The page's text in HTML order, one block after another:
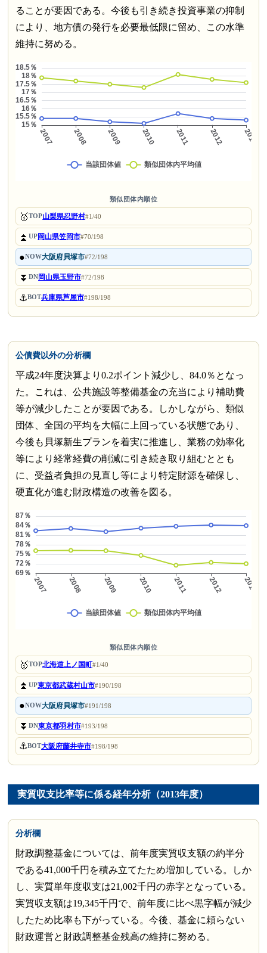
ることが要因である。今後も引き続き投資事業の抑制
により、地方債の発行を必要最低限に留め、この水準
維持に努める。
類似団体内順位
🥇TOP山梨県忍野村#1/40
⏫UP岡山県笠岡市#70/198
●NOW大阪府貝塚市#72/198
⏬DN 岡山県玉野市#72/198
⚓BOT兵庫県芦屋市#198/198
公債費以外の分析欄
平成24年度決算より0.2ポイント減少し、84.0％となっ
た。これは、公共施設等整備基金の充当により補助費
等が減少したことが要因である。しかしながら、類似
団体、全国の平均を大幅に上回っている状態であり、
今後も貝塚新生プランを着実に推進し、業務の効率化
等により経常経費の削減に引き続き取り組むととも
に、受益者負担の見直し等により特定財源を確保し、
硬直化が進む財政構造の改善を図る。
類似団体内順位
🥇TOP北海道上ノ国町#1/40
⏫UP東京都武蔵村山市#190/198
●NOW大阪府貝塚市#191/198
⏬DN東京都羽村市#193/198
⚓BOT大阪府藤井寺市#198/198
実質収支比率等に係る経年分析（2013年度）
分析欄
財政調整基金については、前年度実質収支額の約半分
である41,000千円を積み立てたため増加している。しか
し、実質単年度収支は21,002千円の赤字となっている。
実質収支額は19,345千円で、前年度に比べ黒字幅が減少
したため比率も下がっている。今後、基金に頼らない
財政運営と財政調整基金残高の維持に努める。